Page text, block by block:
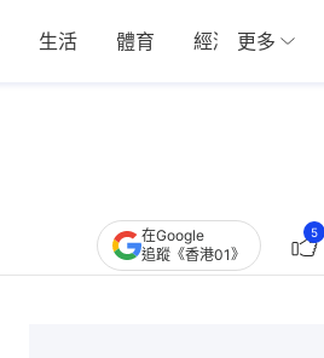
生活 體育 經濟 01深圳
更多
在Google
追蹤《香港01》
5